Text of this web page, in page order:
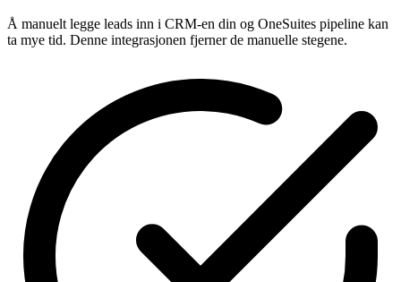
Å manuelt legge leads inn i CRM-en din og OneSuites pipeline kan
ta mye tid. Denne integrasjonen fjerner de manuelle stegene.